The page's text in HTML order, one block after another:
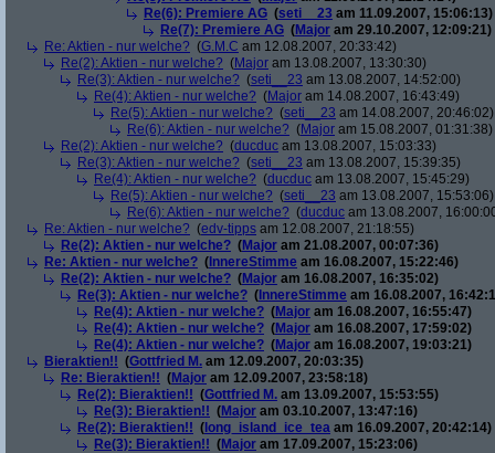
Re(6): Premiere AG (seti__23 am 11.09.2007, 15:06:13)
Re(7): Premiere AG (Major am 29.10.2007, 12:09:21)
Re: Aktien - nur welche? (G.M.C am 12.08.2007, 20:33:42)
Re(2): Aktien - nur welche? (Major am 13.08.2007, 13:30:30)
Re(3): Aktien - nur welche? (seti__23 am 13.08.2007, 14:52:00)
Re(4): Aktien - nur welche? (Major am 14.08.2007, 16:43:49)
Re(5): Aktien - nur welche? (seti__23 am 14.08.2007, 20:46:02)
Re(6): Aktien - nur welche? (Major am 15.08.2007, 01:31:38)
Re(2): Aktien - nur welche? (ducduc am 13.08.2007, 15:03:33)
Re(3): Aktien - nur welche? (seti__23 am 13.08.2007, 15:39:35)
Re(4): Aktien - nur welche? (ducduc am 13.08.2007, 15:45:29)
Re(5): Aktien - nur welche? (seti__23 am 13.08.2007, 15:53:06)
Re(6): Aktien - nur welche? (ducduc am 13.08.2007,
Re: Aktien - nur welche? (edv-tipps am 12.08.2007, 21:18:55)
Re(2): Aktien - nur welche? (Major am 21.08.2007, 00:07:36)
Re: Aktien - nur welche? ( InnereStimme am 16.08.2007, 15:22:46)
Re(2): Aktien - nur welche? (Major am 16.08.2007, 16:35:02)
Re(3): Aktien - nur welche? ( InnereStimme am 16.08.2007,
Re(4): Aktien - nur welche? (Major am 16.08.2007, 16:55:47)
Re(4): Aktien - nur welche? (Major am 16.08.2007, 17:59:02)
Re(4): Aktien - nur welche? (Major am 16.08.2007, 19:03:21)
Bieraktien!! (Gottfried M. am 12.09.2007, 20:03:35)
Re: Bieraktien!! (Major am 12.09.2007, 23:58:18)
Re(2): Bieraktien!! (Gottfried M. am 13.09.2007, 15:53:55)
Re(3): Bieraktien!! (Major am 03.10.2007, 13:47:16)
Re(2): Bieraktien!! ( long_island_ice_tea am 16.09.2007, 20:42:14)
Re(3): Bieraktien!! (Major am 17.09.2007, 15:23:06)